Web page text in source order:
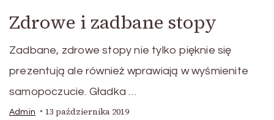
Zdrowe i zadbane stopy
Zadbane, zdrowe stopy nie tylko pięknie się
prezentują ale również wprawiają w wyśmienite
samopoczucie. Gładka …
Admin 13 października 2019